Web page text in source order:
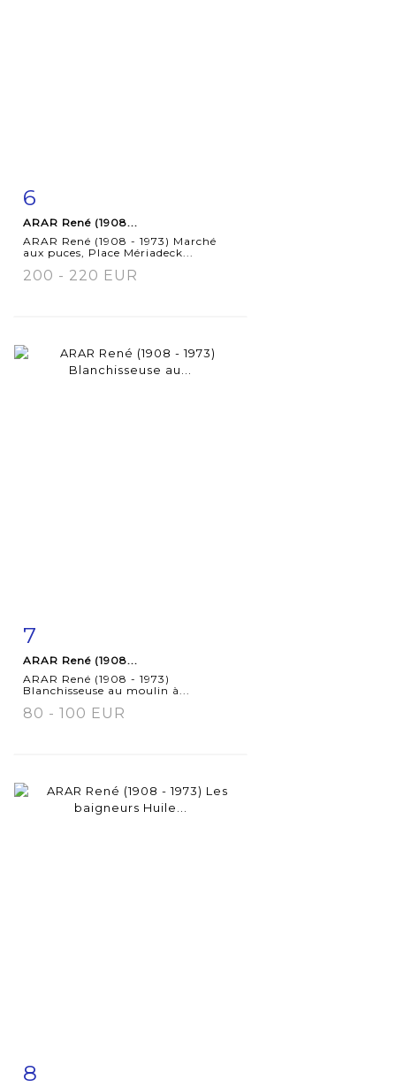
détaillée
6
ARAR René (1908...
ARAR René (1908 - 1973) Marché
aux puces, Place Mériadeck...
200 - 220 EUR
détaillée
7
ARAR René (1908...
ARAR René (1908 - 1973)
Blanchisseuse au moulin à...
80 - 100 EUR
8